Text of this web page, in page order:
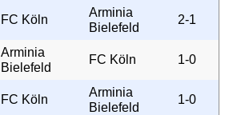
FC Köln
Arminia
Bielefeld
2-1
Arminia
Bielefeld
FC Köln 1-0
FC Köln
Arminia
Bielefeld
1-0